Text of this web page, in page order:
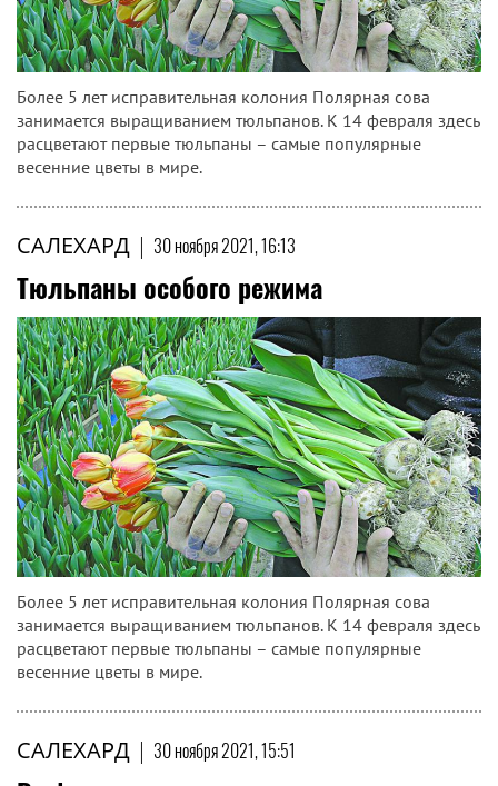
Более 5 лет исправительная колония Полярная сова
занимается выращиванием тюльпанов. К 14 февраля здесь
расцветают первые тюльпаны – самые популярные
весенние цветы в мире.
САЛЕХАРД | 30 ноября 2021, 16:13
Тюльпаны особого режима
Более 5 лет исправительная колония Полярная сова
занимается выращиванием тюльпанов. К 14 февраля здесь
расцветают первые тюльпаны – самые популярные
весенние цветы в мире.
САЛЕХАРД | 30 ноября 2021, 15:51